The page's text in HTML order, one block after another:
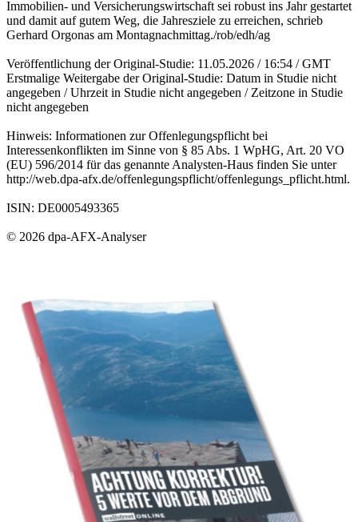
Immobilien- und Versicherungswirtschaft sei robust ins Jahr gestartet
und damit auf gutem Weg, die Jahresziele zu erreichen, schrieb
Gerhard Orgonas am Montagnachmittag./rob/edh/ag
Veröffentlichung der Original-Studie: 11.05.2026 / 16:54 / GMT
Erstmalige Weitergabe der Original-Studie: Datum in Studie nicht
angegeben / Uhrzeit in Studie nicht angegeben / Zeitzone in Studie
nicht angegeben
Hinweis: Informationen zur Offenlegungspflicht bei
Interessenkonflikten im Sinne von § 85 Abs. 1 WpHG, Art. 20 VO
(EU) 596/2014 für das genannte Analysten-Haus finden Sie unter
http://web.dpa-afx.de/offenlegungspflicht/offenlegungs_pflicht.html.
ISIN: DE0005493365
© 2026 dpa-AFX-Analyser